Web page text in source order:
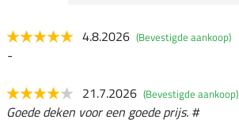
4.8.2026 (Bevestigde aankoop)
-
21.7.2026 (Bevestigde aankoop)
Goede deken voor een goede prijs. #